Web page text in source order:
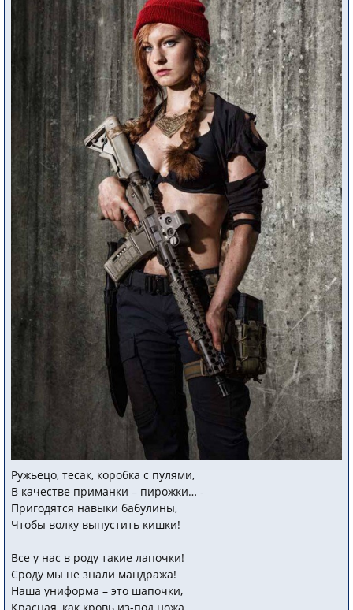
Ружьецо, тесак, коробка с пулями,
В качестве приманки – пирожки… -
Пригодятся навыки бабулины,
Чтобы волку выпустить кишки!
Все у нас в роду такие лапочки!
Сроду мы не знали мандража!
Наша униформа – это шапочки,